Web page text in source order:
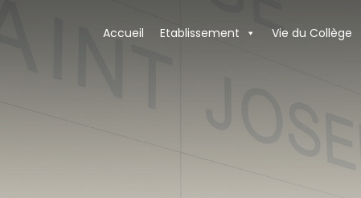
Accueil Etablissement Vie du Collège